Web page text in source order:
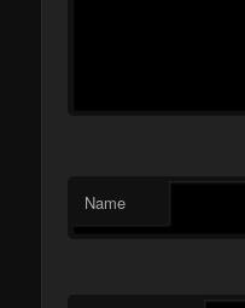
Name